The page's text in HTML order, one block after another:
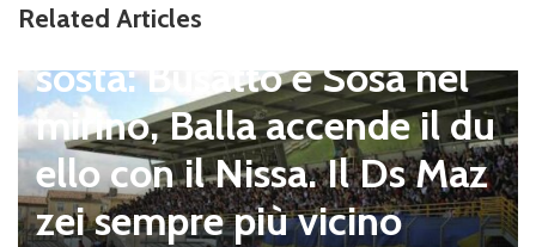
Related Articles
pagnano), mercato senza
sosta: Busatto e Sosa nel
mirino, Balla accende il du
ello con il Nissa. Il Ds Maz
zei sempre più vicino